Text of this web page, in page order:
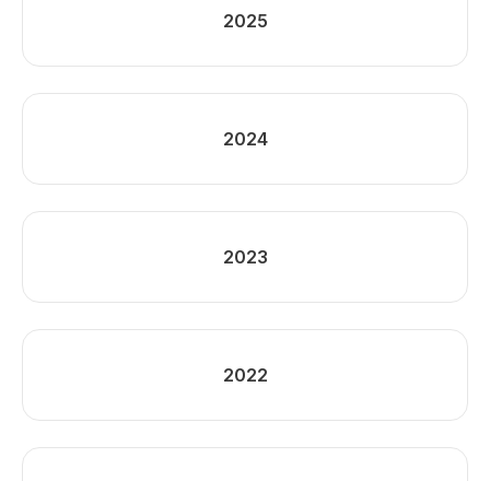
2025
2024
2023
2022